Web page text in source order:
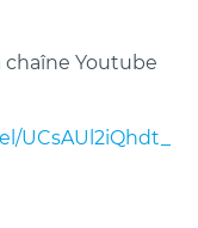
chaîne Youtube
UCsAUl2iQhdt_